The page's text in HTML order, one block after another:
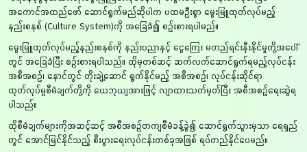
အကောင်အထည်ဖော် ဆောင်ရွက်မည်ဆိုပါက ပထမဦးစွာ မွေးမြူထုတ်လုပ်မည့်
နည်းစနစ် (Culture System)ကို အခြေခံ၍ စဉ်းစားရပါမည်။
မွေးမြူထုတ်လုပ်မည့်နည်းစနစ်ကို နည်းပညာနှင့် ငွေကြေး မတည်ရင်းနှီးနိုင်မှုတို့အပေါ်
တွင် အခြေခံပြီး စဉ်းစားရပါသည်။ ထိုမှတစ်ဆင့် ဆက်လက်ဆောင်ရွက်ရမည့်လုပ်ငန်း
အစီအစဉ်၊ နောင်တွင် တိုးချဲ့ဆောင် ရွက်နိုင်မည့် အစီအစဉ်၊ လုပ်ငန်းဆိုင်ရာ
ထုတ်လုပ်မှုစီမံချက်တို့ကို ယေဘုယျအားဖြင့် လျာထားသတ်မှတ်ပြီး အစီအစဉ်ရေးဆွဲရ
ပါသည်။
ထိုစီမံချက်များကိုအဆင့်ဆင့် အစီအစဉ်တကျစီမံခန့်ခွဲ၍ ဆောင်ရွက်သွားမှသာ ရေရှည်
တွင် အောင်မြင်နိုင်သည့် စီးပွားရေးလုပ်ငန်းတစ်ခုအဖြစ် ရပ်တည်နိုင်ပေမည်။